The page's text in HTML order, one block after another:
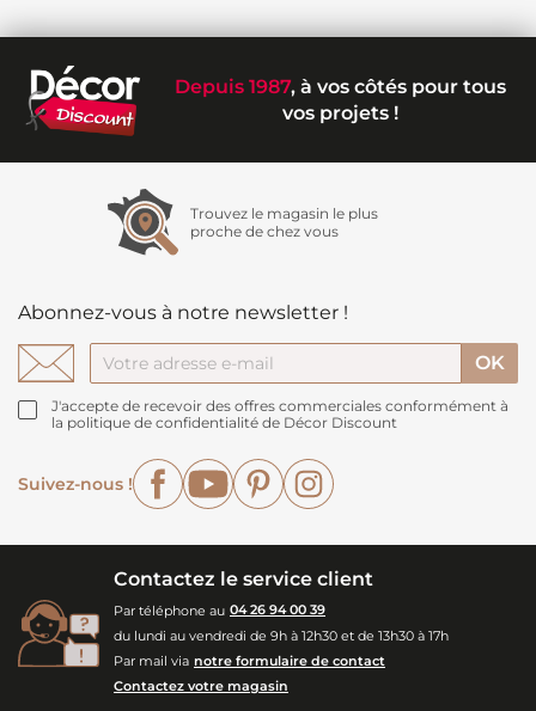
Depuis 1987, à vos côtés pour tous
vos projets !
Trouvez le magasin le plus
proche de chez vous
Abonnez-vous à notre newsletter !
J'accepte de recevoir des offres commerciales conformément à
la politique de confidentialité de Décor Discount
Suivez-nous !
FacebookYouTubePinterest
Contactez le service client
Par téléphone au 04 26 94 00 39
du lundi au vendredi de 9h à 12h30 et de 13h30 à 17h
Par mail via notre formulaire de contact
Contactez votre magasin